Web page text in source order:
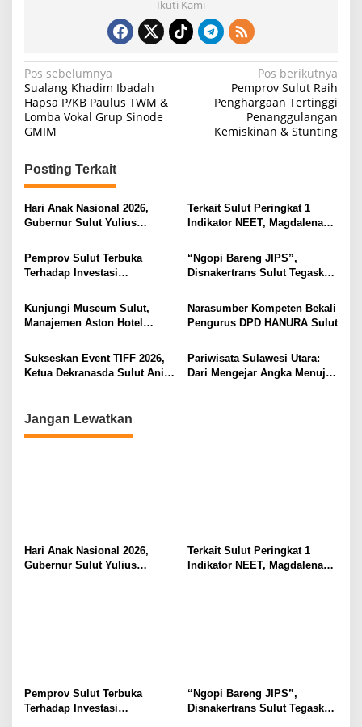
Ikuti Kami
N
a
v
g
a
s
p
o
s
Pos sebelumnya
Sualang Khadim Ibadah
Hapsa P/KB Paulus TWM &
Lomba Vokal Grup Sinode
GMIM
Pos berikutnya
Pemprov Sulut Raih
Penghargaan Tertinggi
Penanggulangan
Kemiskinan & Stunting
Posting Terkait
Hari Anak Nasional 2026,
Gubernur Sulut Yulius
Ruang Aman Bagi Anak, di
Lingkungan Fisik Maupun di
Ruang Digital
Terkait Sulut Peringkat 1
Indikator NEET, Magdalena
Secara Proposional, Agar
Tidak Timbul Persepsi Keliru
Pemprov Sulut Terbuka
Terhadap Investasi
“Ngopi Bareng JIPS”,
Disnakertrans Sulut Tegaskan
Pekerja dari Ancaman PHK
Kunjungi Museum Sulut,
Manajemen Aston Hotel
Kebudayaan Ke Wisatawan
Narasumber Kompeten Bekali
Pengurus DPD HANURA Sulut
Sukseskan Event TIFF 2026,
Ketua Dekranasda Sulut Anik
Pariwisata Sulawesi Utara:
Dari Mengejar Angka Menuju
Jangan Lewatkan
Hari Anak Nasional 2026,
Gubernur Sulut Yulius
Terkait Sulut Peringkat 1
Indikator NEET, Magdalena
Pemprov Sulut Terbuka
Terhadap Investasi
“Ngopi Bareng JIPS”,
Disnakertrans Sulut Tegaskan